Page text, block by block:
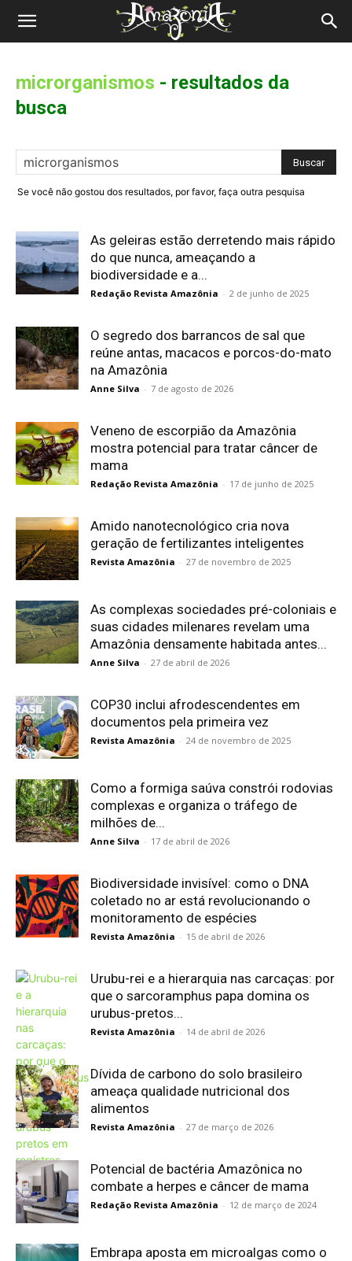
Revista
microrganismos - resultados da
busca
Se você não gostou dos resultados, por favor, faça outra pesquisa
As geleiras estão derretendo mais rápido
do que nunca, ameaçando a
biodiversidade e a...
Redação Revista Amazônia - 2 de junho de 2025
O segredo dos barrancos de sal que
reúne antas, macacos e porcos-do-mato
na Amazônia
Anne Silva - 7 de agosto de 2026
Veneno de escorpião da Amazônia
mostra potencial para tratar câncer de
mama
Redação Revista Amazônia - 17 de junho de 2025
Amido nanotecnológico cria nova
geração de fertilizantes inteligentes
Revista Amazônia - 27 de novembro de 2025
As complexas sociedades pré-coloniais e
suas cidades milenares revelam uma
Amazônia densamente habitada antes...
Anne Silva - 27 de abril de 2026
COP30 inclui afrodescendentes em
documentos pela primeira vez
Revista Amazônia - 24 de novembro de 2025
Como a formiga saúva constrói rodovias
complexas e organiza o tráfego de
milhões de...
Anne Silva - 17 de abril de 2026
Biodiversidade invisível: como o DNA
coletado no ar está revolucionando o
monitoramento de espécies
Revista Amazônia - 15 de abril de 2026
Urubu-rei e a hierarquia nas carcaças: por
que o sarcoramphus papa domina os
urubus-pretos...
Revista Amazônia - 14 de abril de 2026
Dívida de carbono do solo brasileiro
ameaça qualidade nutricional dos
alimentos
Revista Amazônia - 27 de março de 2026
Potencial de bactéria Amazônica no
combate a herpes e câncer de mama
Redação Revista Amazônia - 12 de março de 2024
Embrapa aposta em microalgas como o